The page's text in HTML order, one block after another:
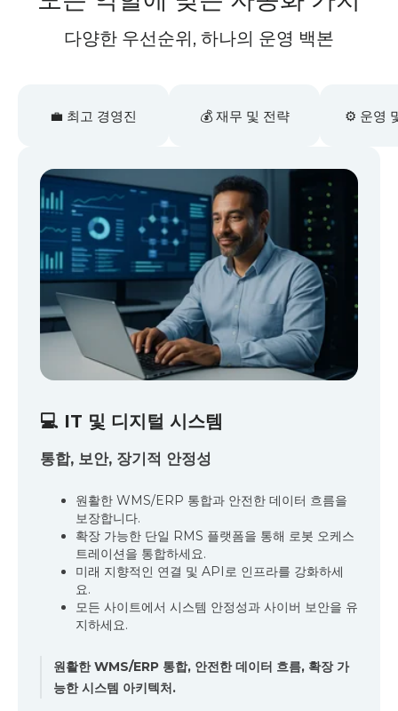
다양한 우선순위, 하나의 운영 백본
💼 최고 경영진 💰 재무 및 전략 ⚙️ 운영
인력 및 안전
더 안전한 운영, 지속 가능한 생산성
물품 대 사람 워크스테이션으로 인체공학을 개선하
세요.
활동 구역에서 이동 거리와 수작업을 줄입니다.
수를 강화합니다.
직관적인 인터페이스와 워크플로로 교육 주기를 단